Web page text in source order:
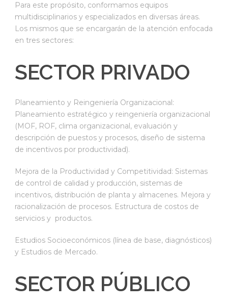
Para este propósito, conformamos equipos
multidisciplinarios y especializados en diversas áreas.
Los mismos que se encargarán de la atención enfocada
en tres sectores:
SECTOR PRIVADO
Planeamiento y Reingeniería Organizacional:
Planeamiento estratégico y reingeniería organizacional
(MOF, ROF, clima organizacional, evaluación y
descripción de puestos y procesos, diseño de sistema
de incentivos por productividad).
Mejora de la Productividad y Competitividad: Sistemas
de control de calidad y producción, sistemas de
incentivos, distribución de planta y almacenes. Mejora y
racionalización de procesos. Estructura de costos de
servicios y productos.
Estudios Socioeconómicos (línea de base, diagnósticos)
y Estudios de Mercado.
SECTOR PÚBLICO